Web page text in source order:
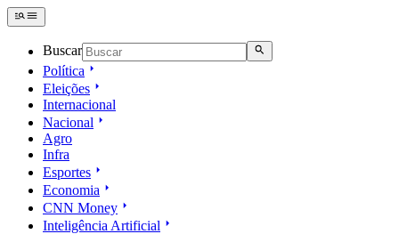
Buscar
Política
Eleições
Internacional
Nacional
Agro
Infra
Esportes
Economia
CNN Money
Inteligência Artificial